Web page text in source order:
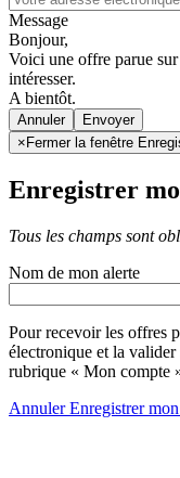
Message
Bonjour,
Voici une offre parue
intéresser.
A bientôt.
Annuler
× Fermer la fenêtre
Enregistrer
Tous les champs sont
Nom de mon alerte
Pour recevoir les offres
électronique et la valider
rubrique « Mon compte
AnnulerEnregistrer